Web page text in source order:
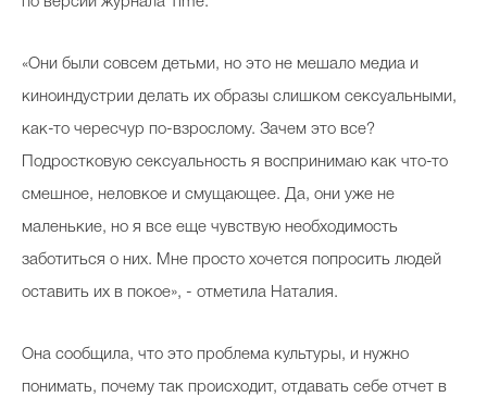
«Они были совсем детьми, но это не мешало медиа и
киноиндустрии делать их образы слишком сексуальными,
как-то чересчур по-взрослому. Зачем это все?
Подростковую сексуальность я воспринимаю как что-то
смешное, неловкое и смущающее. Да, они уже не
маленькие, но я все еще чувствую необходимость
заботиться о них. Мне просто хочется попросить людей
оставить их в покое», - отметила Наталия.
Она сообщила, что это проблема культуры, и нужно
понимать, почему так происходит, отдавать себе отчет в